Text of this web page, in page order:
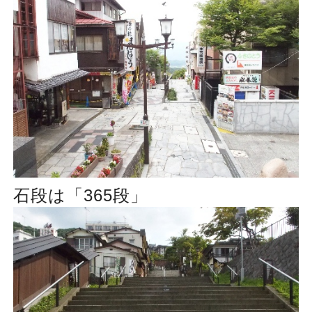
石段は「365段」